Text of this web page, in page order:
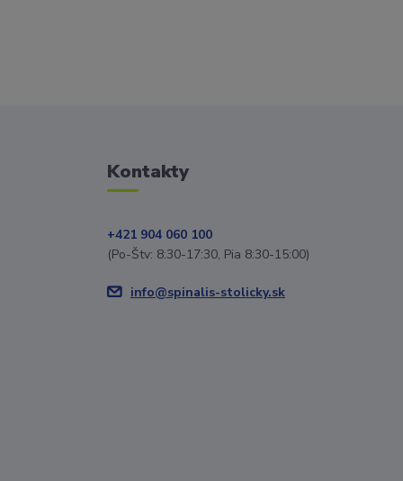
Kontakty
+421 904 060 100
(Po-Štv: 8:30-17:30, Pia 8:30-15:00)
info@spinalis-stolicky.sk